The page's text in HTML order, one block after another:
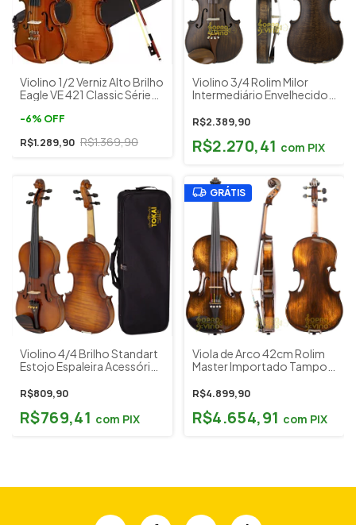
Violino 1/2 Verniz Alto Brilho
Eagle VE 421 Classic Séries
-6% OFF
R$1.289,90 R$1.369,90
Violino 3/4 Rolim Milor
Intermediário Envelhecido
R$2.389,90
R$2.270,41 com PIX
Violino 4/4 Brilho Standart
Estojo Espaleira Acessórios
R$809,90
R$769,41 com PIX
GRÁTIS
Viola de Arco 42cm Rolim
Master Importado Tampo
Envelhecido Brilho c/
R$4.899,90
R$4.654,91 com PIX